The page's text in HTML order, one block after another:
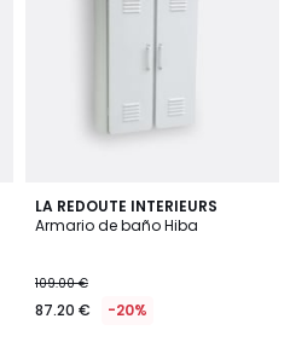
LA REDOUTE INTERIEURS
Armario de baño Hiba
109.00 €
87.20 € -20%
4,6
/ 5
3
Colores